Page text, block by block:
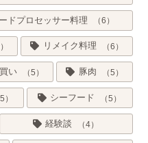
ドプロセッサー料理 6
リメイク料理 6
い 5 豚肉 5
5 シーフード 5
経験談 4